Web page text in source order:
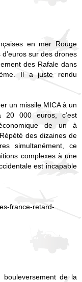
en mer Rouge
sur des drones
des Rafale dans
Il a juste rendu
un missile MICA à un
20 000 euros, c’est
de un à
des dizaines de
simultanément, ce
complexes à une
est incapable
france-retard-
de la